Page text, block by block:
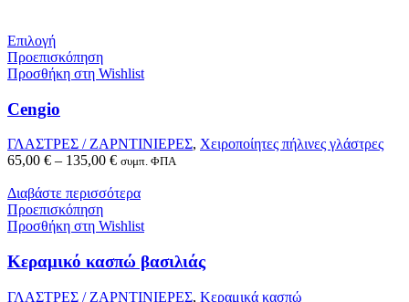
Επιλογή
Προεπισκόπηση
Προσθήκη στη Wishlist
Cengio
ΓΛΑΣΤΡΕΣ / ΖΑΡΝΤΙΝΙΕΡΕΣ, Χειροποίητες πήλινες γλάστρες
65,00 € – 135,00 € συμπ. ΦΠΑ
Διαβάστε περισσότερα
Προεπισκόπηση
Προσθήκη στη Wishlist
Κεραμικό κασπώ βασιλιάς
ΓΛΑΣΤΡΕΣ / ΖΑΡΝΤΙΝΙΕΡΕΣ, Κεραμικά κασπώ